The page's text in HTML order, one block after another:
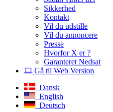
Sikkerhed
Kontakt
Vil du udstille
Vil du annoncere
Presse
Hvorfor X er ?
Garanteret Nedsat
Gå til Web Version
Dansk
English
Deutsch